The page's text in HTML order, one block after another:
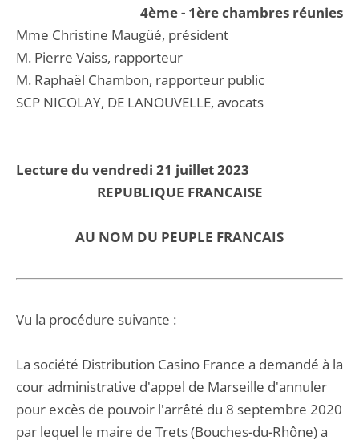
4ème - 1ère chambres réunies
Mme Christine Maugüé, président
M. Pierre Vaiss, rapporteur
M. Raphaël Chambon, rapporteur public
SCP NICOLAY, DE LANOUVELLE, avocats
Lecture du vendredi 21 juillet 2023
REPUBLIQUE FRANCAISE
AU NOM DU PEUPLE FRANCAIS
Vu la procédure suivante :
La société Distribution Casino France a demandé à la
cour administrative d'appel de Marseille d'annuler
pour excès de pouvoir l'arrêté du 8 septembre 2020
par lequel le maire de Trets (Bouches-du-Rhône) a